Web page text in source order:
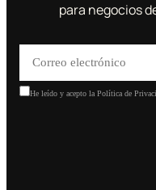
para negocios